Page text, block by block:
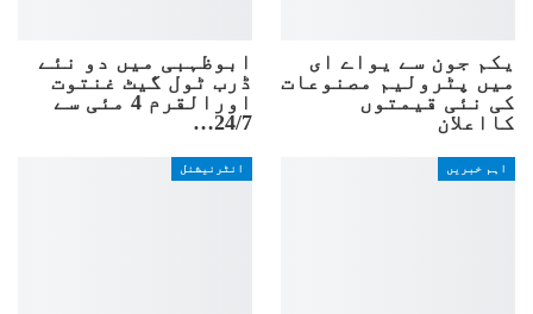
یکم جون سے یواے ای
میں پٹرولیم مصنوعات
کی نئی قیمتوں
کااعلان
ابوظہبی میں دو نئے
ڈرب ٹول گیٹ غنتوت
اورالقرم 4 مئی سے
24/7…
اہم خبریں انٹرنیشنل